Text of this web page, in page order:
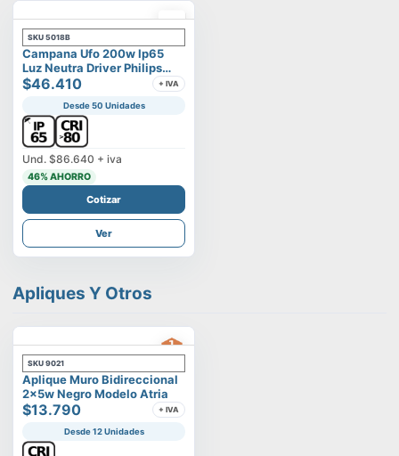
SKU 5018B
Campana Ufo 200w Ip65
Luz Neutra Driver Philips
Modelo Eltanin
$46.410 + IVA
Desde 50 Unidades
Und. $86.640 + iva
46% AHORRO
Cotizar
Ver
Apliques Y Otros
SKU 9021
Aplique Muro Bidireccional
2x5w Negro Modelo Atria
$13.790 + IVA
Desde 12 Unidades